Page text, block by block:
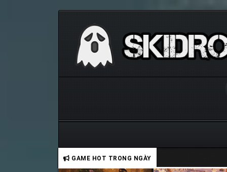
GAME HOT TRONG NGÀY